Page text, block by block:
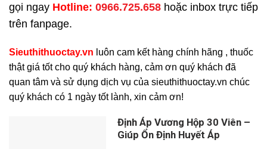
gọi ngay Hotline: 0966.725.658 hoặc inbox trực tiếp
trên fanpage.
Sieuthithuoctay.vn luôn cam kết hàng chính hãng , thuốc
thật giá tốt cho quý khách hàng, cảm ơn quý khách đã
quan tâm và sử dụng dịch vụ của sieuthithuoctay.vn chúc
quý khách có 1 ngày tốt lành, xin cảm ơn!
Định Áp Vương Hộp 30 Viên –
Giúp Ổn Định Huyết Áp